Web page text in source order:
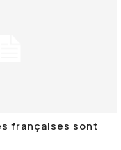
françaises sont